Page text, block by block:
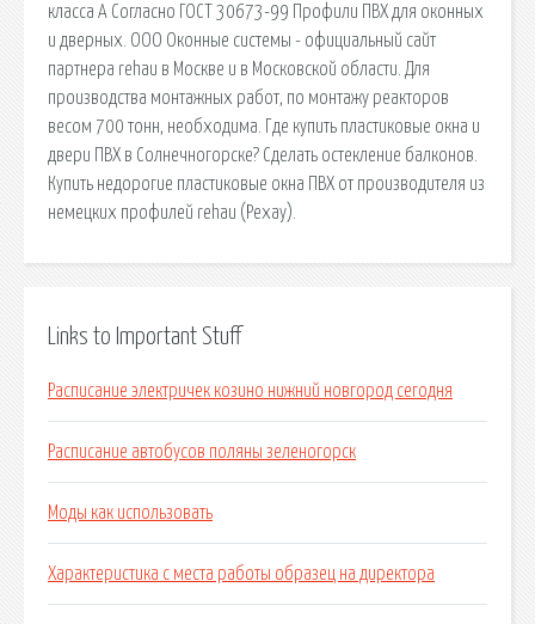
класса А Согласно ГОСТ 30673-99 Профили ПВХ для оконных
и дверных. ООО Оконные системы - официальный сайт
партнера rehau в Москве и в Московской области. Для
производства монтажных работ, по монтажу реакторов
весом 700 тонн, необходима. Где купить пластиковые окна и
двери ПВХ в Солнечногорске? Сделать остекление балконов.
Купить недорогие пластиковые окна ПВХ от производителя из
немецких профилей rehau (Рехау).
Links to Important Stuff
Расписание электричек козино нижний новгород сегодня
Расписание автобусов поляны зеленогорск
Моды как использовать
Характеристика с места работы образец на директора